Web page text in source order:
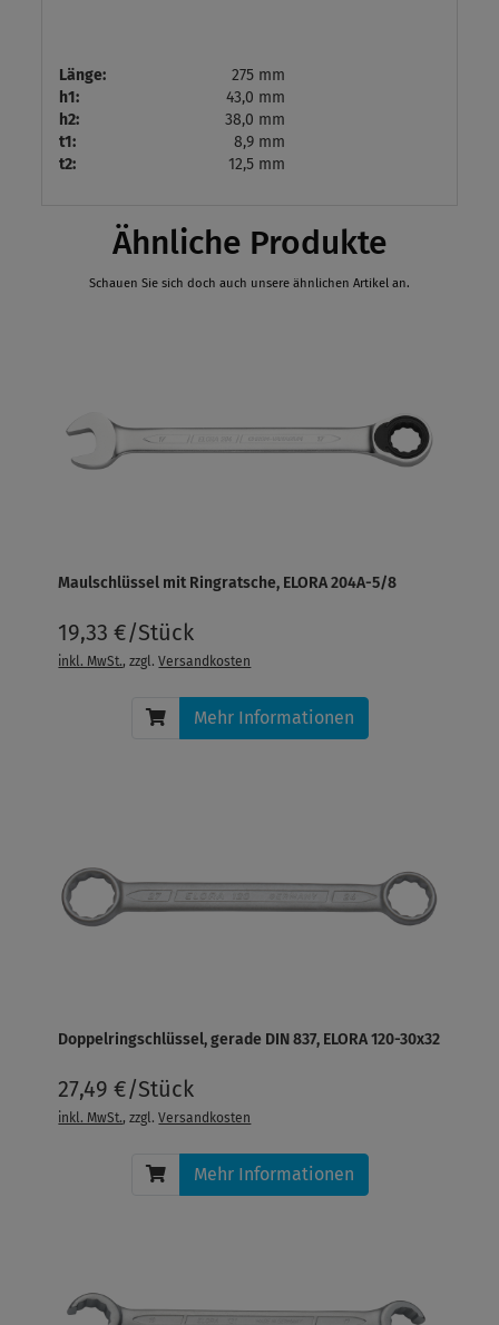
Länge:
275 mm
h1:
43,0 mm
h2:
38,0 mm
t1:
8,9 mm
t2:
12,5 mm
Ähnliche Produkte
Schauen Sie sich doch auch unsere ähnlichen Artikel an.
Maulschlüssel mit Ringratsche, ELORA 204A-5/8
19,33 €/Stück
inkl. MwSt., zzgl.Versandkosten
Mehr Informationen
Doppelringschlüssel, gerade DIN 837, ELORA 120-30x32
27,49 €/Stück
inkl. MwSt., zzgl.Versandkosten
Mehr Informationen